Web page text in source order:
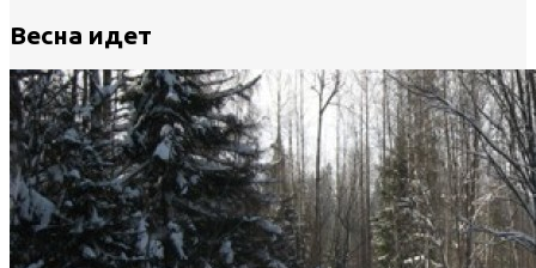
Весна идет